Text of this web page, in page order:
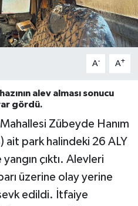
A- A+
alev alması sonucu
gördü.
Zübeyde Hanım
ait park halindeki 26 ALY
çıktı. Alevleri
üzerine olay yerine
edildi. İtfaiye